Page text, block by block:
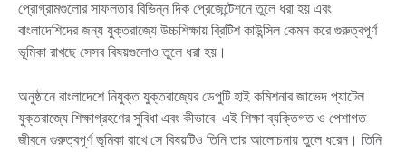
প্রোগ্রামগুলোর সাফলতার বিভিন্ন দিক প্রেজেন্টেশনে তুলে ধরা হয় এবং
বাংলাদেশিদের জন্য যুক্তরাজ্যে উচ্চশিক্ষায় ব্রিটিশ কাউন্সিল কেমন করে গুরুত্বপূর্ণ
ভূমিকা রাখছে সেসব বিষয়গুলোও তুলে ধরা হয়।
অনুষ্ঠানে বাংলাদেশে নিযুক্ত যুক্তরাজ্যের ডেপুটি হাই কমিশনার জাভেদ প্যাটেল
যুক্তরাজ্যে শিক্ষাগ্রহণের সুবিধা এবং কীভাবে এই শিক্ষা ব্যক্তিগত ও পেশাগত
জীবনে গুরুত্বপূর্ণ ভূমিকা রাখে সে বিষয়টিও তিনি তার আলোচনায় তুলে ধরেন। তিনি